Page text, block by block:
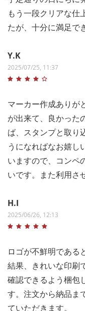
もう一段クリアな仕
たが、十分に満足で
Y.K
2025/07/25, 11:37
マーカー作成ありが
が出来て、良かった
ば、スタンプと取り
うになればなお嬉し
いますので、コンペ
いです。また利用さ
H.I
2025/06/26, 12:13
ロゴが不鮮明である
結果、きれいな印刷
確認できるよう梱包
す。注文から納品ま
ていただきます。